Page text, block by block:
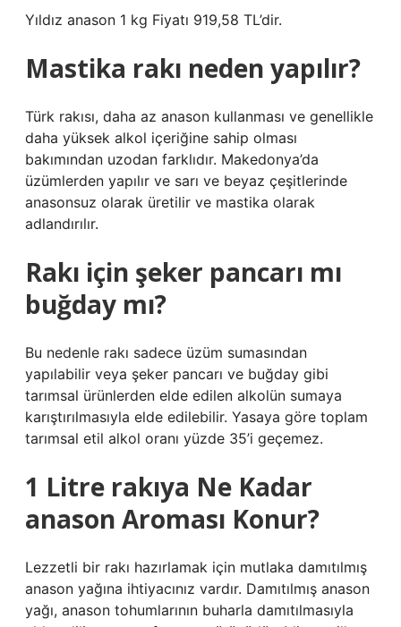
Yıldız anason 1 kg Fiyatı 919,58 TL’dir.
Mastika rakı neden yapılır?
Türk rakısı, daha az anason kullanması ve genellikle
daha yüksek alkol içeriğine sahip olması
bakımından uzodan farklıdır. Makedonya’da
üzümlerden yapılır ve sarı ve beyaz çeşitlerinde
anasonsuz olarak üretilir ve mastika olarak
adlandırılır.
Rakı için şeker pancarı mı
buğday mı?
Bu nedenle rakı sadece üzüm sumasından
yapılabilir veya şeker pancarı ve buğday gibi
tarımsal ürünlerden elde edilen alkolün sumaya
karıştırılmasıyla elde edilebilir. Yasaya göre toplam
tarımsal etil alkol oranı yüzde 35’i geçemez.
1 Litre rakıya Ne Kadar
anason Aroması Konur?
Lezzetli bir rakı hazırlamak için mutlaka damıtılmış
anason yağına ihtiyacınız vardır. Damıtılmış anason
yağı, anason tohumlarının buharla damıtılmasıyla